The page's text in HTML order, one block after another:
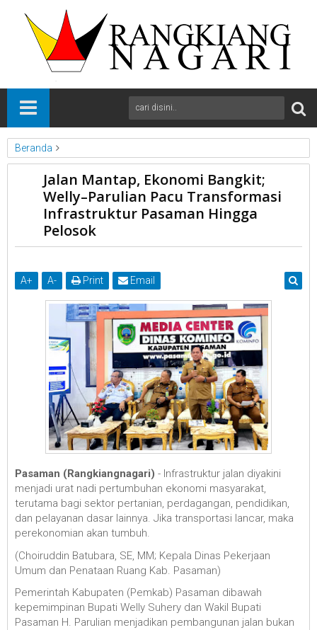
Beranda
News
Pasaman
Sumbar
Jalan Mantap, Ekonomi Bangkit; Welly–Parulian Pacu
Transformasi Infrastruktur Pasaman Hingga Pelosok
Jalan Mantap, Ekonomi Bangkit;
Welly–Parulian Pacu Transformasi
Infrastruktur Pasaman Hingga
Pelosok
A+ A- Print Email
Pasaman (Rangkiangnagari) - Infrastruktur jalan diyakini
menjadi urat nadi pertumbuhan ekonomi masyarakat,
terutama bagi sektor pertanian, perdagangan, pendidikan,
dan pelayanan dasar lainnya. Jika transportasi lancar, maka
perekonomian akan tumbuh.
(Choiruddin Batubara, SE, MM; Kepala Dinas Pekerjaan
Umum dan Penataan Ruang Kab. Pasaman)
Pemerintah Kabupaten (Pemkab) Pasaman dibawah
kepemimpinan Bupati Welly Suhery dan Wakil Bupati
Pasaman H. Parulian menjadikan pembangunan jalan bukan